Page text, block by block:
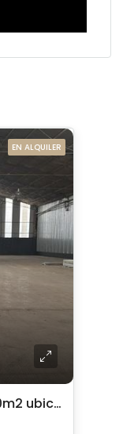
EN ALQUILER
Galpón en alquiler de 2300m2 ubicado en La Reja